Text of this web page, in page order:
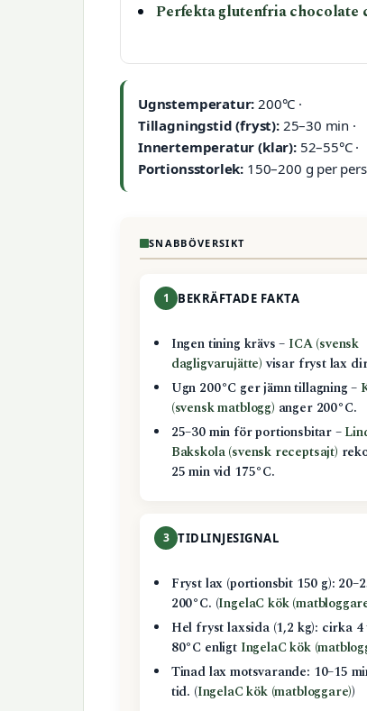
Perfekta glutenfria chocolate
Ugnstemperatur: 200°C ·
Tillagningstid (fryst):25–30 min ·
Innertemperatur (klar):52–55°C ·
Portionsstorlek: 150–200 g per
SNABBÖVERSIKT
1 BEKRÄFTADE FAKTA
Ingen tining krävs – ICA (svensk
dagligvarujätte)visar fryst lax
Ugn 200°C ger jämn tillagning –
(svensk matblogg) anger 200°C.
25–30 min för portionsbitar –
Bakskola (svensk receptsajt)
25 min vid 175°C.
3 TIDLINJESIGNAL
Fryst lax (portionsbit 150 g):
200°C. (IngelaC kök
Hel fryst laxsida (1,2 kg): cirka
80°C enligt IngelaC kök
Tinad lax motsvarande: 10–15
tid. (IngelaC kök (matbloggare))